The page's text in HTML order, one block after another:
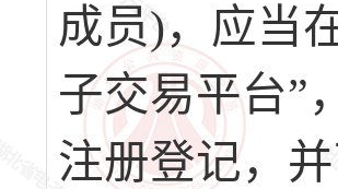
成员)，应当
子交易平台”
注册登记，